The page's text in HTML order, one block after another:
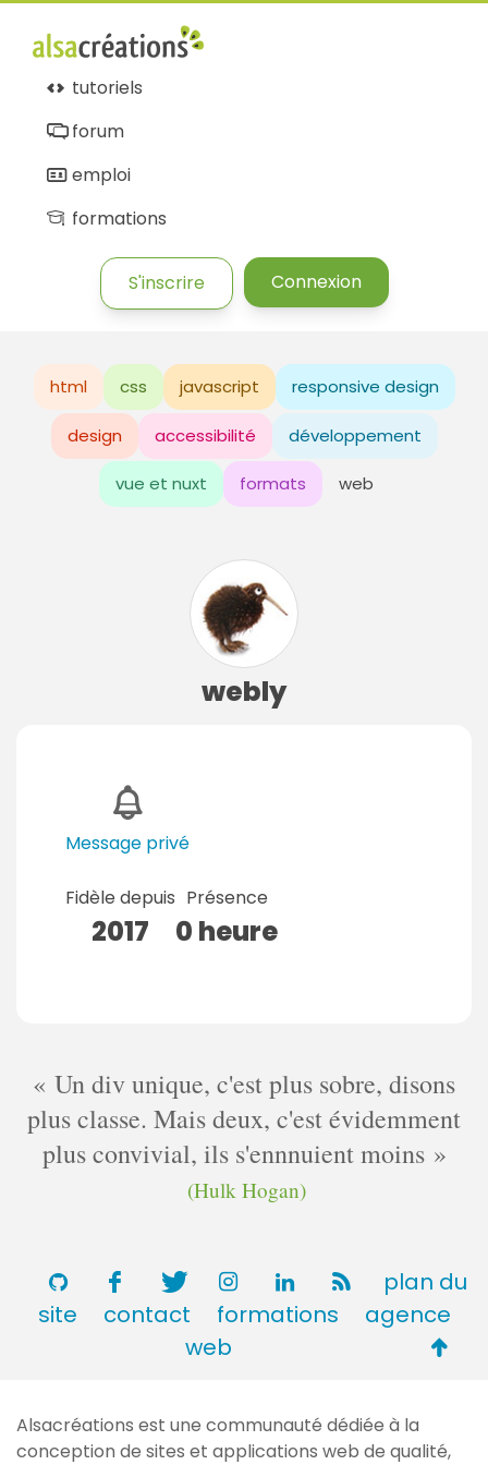
tutoriels
forum
emploi
formations
S'inscrire Connexion
html css javascript responsive design
design accessibilité développement
vue et nuxt formats web
webly
Message privé
Fidèle depuis
2017
Présence
0 heure
Un div unique, c'est plus sobre, disons
plus classe. Mais deux, c'est évidemment
plus convivial, ils s'ennnuient moins
(Hulk Hogan)
plan du
site
contact formations
agence
web
de
Alsacréations est une communauté dédiée à la
conception de sites et applications web de qualité,